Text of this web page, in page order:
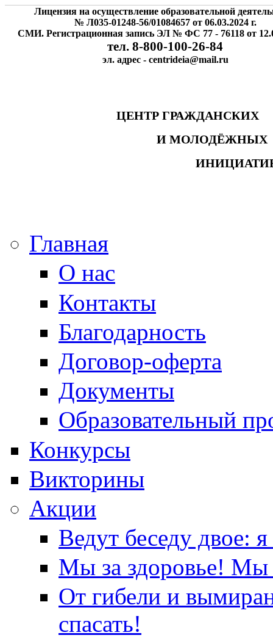
Лицензия на осуществление образовательной
№ Л035-01248-56/01084657 от 06.03.2024 г.
СМИ. Регистрационная запись ЭЛ № ФС 77 - 76118 от
тел. 8-800-100-26-84
эл. адрес - centrideia@mail.ru
ЦЕНТР
И
Главная
О нас
Контакты
Благодарность
Договор-оферта
Документы
Образовательный
Конкурсы
Викторины
Акции
Ведут беседу двое:
Мы за здоровье! Мы
От гибели и
спасать!